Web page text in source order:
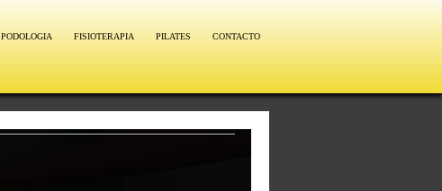
PODOLOGIA FISIOTERAPIA PILATES CONTACTO